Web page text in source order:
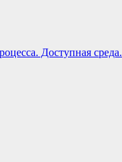
Доступная среда.